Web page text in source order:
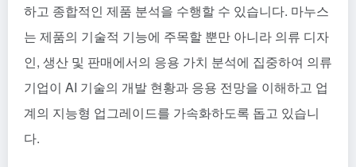
하고 종합적인 제품 분석을 수행할 수 있습니다. 마누스
는 제품의 기술적 기능에 주목할 뿐만 아니라 의류 디자
인, 생산 및 판매에서의 응용 가치 분석에 집중하여 의류
기업이 AI 기술의 개발 현황과 응용 전망을 이해하고 업
계의 지능형 업그레이드를 가속화하도록 돕고 있습니
다.